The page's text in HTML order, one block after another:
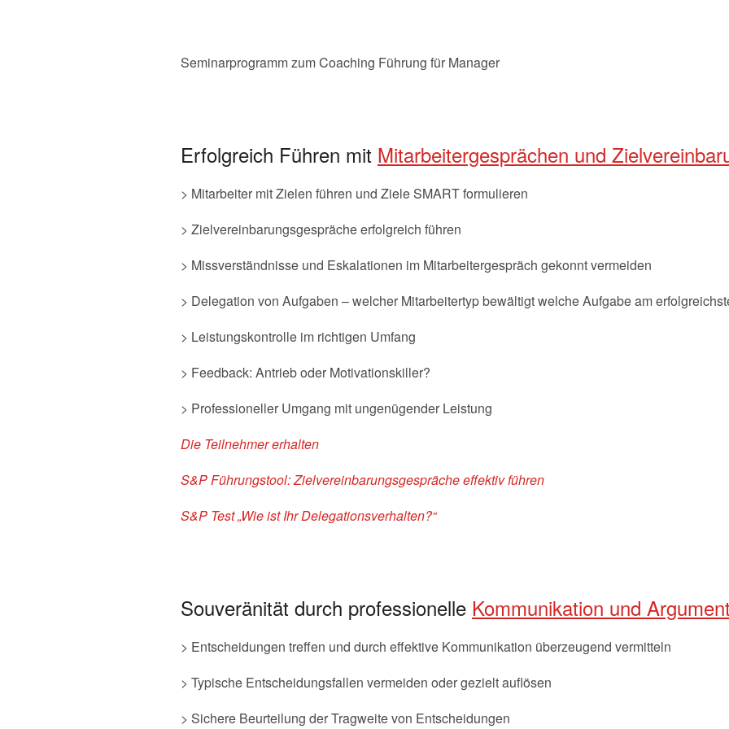
Seminarprogramm zum Coaching Führung für Manager
Erfolgreich Führen mit Mitarbeitergesprächen und
> Mitarbeiter mit Zielen führen und Ziele SMART formulieren
> Zielvereinbarungsgespräche erfolgreich führen
> Missverständnisse und Eskalationen im Mitarbeitergespräch gekonnt vermeiden
> Delegation von Aufgaben – welcher Mitarbeitertyp bewältigt welche Aufgabe am
> Leistungskontrolle im richtigen Umfang
> Feedback: Antrieb oder Motivationskiller?
> Professioneller Umgang mit ungenügender Leistung
Die Teilnehmer erhalten
S&P Führungstool: Zielvereinbarungsgespräche effektiv führen
S&P Test „Wie ist Ihr Delegationsverhalten?“
Souveränität durch professionelle Kommunikation und
> Entscheidungen treffen und durch effektive Kommunikation überzeugend vermitteln
> Typische Entscheidungsfallen vermeiden oder gezielt auflösen
> Sichere Beurteilung der Tragweite von Entscheidungen